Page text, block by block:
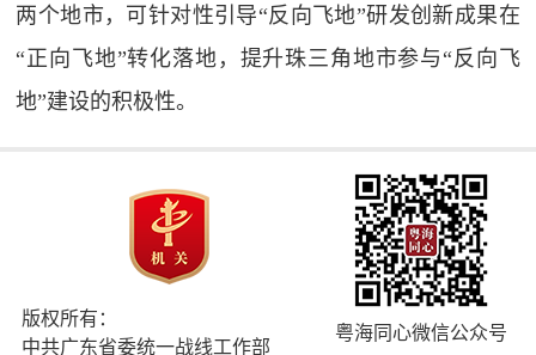
两个地市，可针对性引导“反向飞地”研发创新成果在
“正向飞地”转化落地，提升珠三角地市参与“反向飞
地”建设的积极性。
版权所有：
中共广东省委统一战线工作部
粤海同心微信公众号